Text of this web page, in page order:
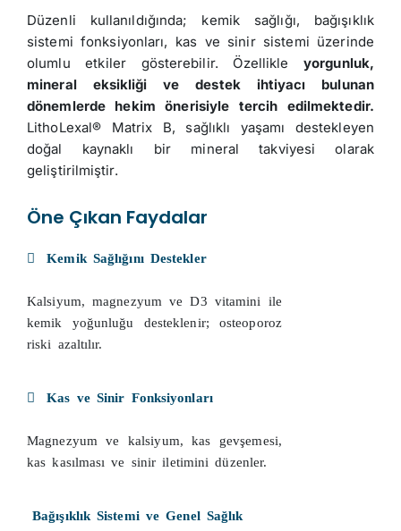
Düzenli kullanıldığında; kemik sağlığı, bağışıklık
sistemi fonksiyonları, kas ve sinir sistemi üzerinde
olumlu etkiler gösterebilir. Özellikle yorgunluk,
mineral eksikliği ve destek ihtiyacı bulunan
dönemlerde hekim önerisiyle tercih edilmektedir.
LithoLexal® Matrix B, sağlıklı yaşamı destekleyen
doğal kaynaklı bir mineral takviyesi olarak
geliştirilmiştir.
Öne Çıkan Faydalar
Kemik Sağlığını Destekler
Kalsiyum, magnezyum ve D3 vitamini ile
kemik yoğunluğu desteklenir; osteoporoz
riski azaltılır.
Kas ve Sinir Fonksiyonları
Magnezyum ve kalsiyum, kas gevşemesi,
kas kasılması ve sinir iletimini düzenler.
Bağışıklık Sistemi ve Genel Sağlık